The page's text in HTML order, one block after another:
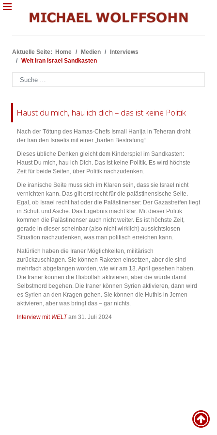
Aktuelle Seite: Home Medien
Interviews
Welt Iran Israel Sandkasten
Suchen
Haust du mich, hau ich dich – das ist keine Politik
Nach der Tötung des Hamas-Chefs Ismail Hanija in Teheran droht
der Iran den Israelis mit einer „harten Bestrafung“.
Dieses übliche Denken gleicht dem Kinderspiel im Sandkasten:
Haust Du mich, hau ich Dich. Das ist keine Politik. Es wird höchste
Zeit für beide Seiten, über Politik nachzudenken.
Die iranische Seite muss sich im Klaren sein, dass sie Israel nicht
vernichten kann. Das gilt erst recht für die palästinensische Seite.
Egal, ob Israel recht hat oder die Palästinenser: Der Gazastreifen liegt
in Schutt und Asche. Das Ergebnis macht klar: Mit dieser Politik
kommen die Palästinenser auch nicht weiter. Es ist höchste Zeit,
gerade in dieser scheinbar (also nicht wirklich) aussichtslosen
Situation nachzudenken, was man politisch erreichen kann.
Natürlich haben die Iraner Möglichkeiten, militärisch
zurückzuschlagen. Sie können Raketen einsetzen, aber die sind
mehrfach abgefangen worden, wie wir am 13. April gesehen haben.
Die Iraner können die Hisbollah aktivieren, aber die würde damit
Selbstmord begehen. Die Iraner können Syrien aktivieren, dann wird
es Syrien an den Kragen gehen. Sie können die Huthis in Jemen
aktivieren, aber was bringt das – gar nichts.
Interview mit WELTam 31. Juli 2024